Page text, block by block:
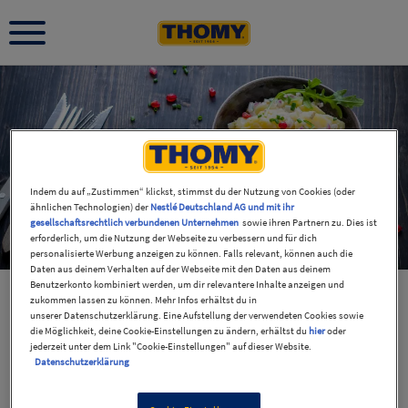
Indem du auf „Zustimmen“ klickst, stimmst du der Nutzung von Cookies (oder
ähnlichen Technologien) der Nestlé Deutschland AG und mit ihr
gesellschaftsrechtlich verbundenen Unternehmen sowie ihren Partnern zu. Dies ist
erforderlich, um die Nutzung der Webseite zu verbessern und für dich
personalisierte Werbung anzeigen zu können. Falls relevant, können auch die
Daten aus deinem Verhalten auf der Webseite mit den Daten aus deinem
Benutzerkonto kombiniert werden, um dir relevantere Inhalte anzeigen und
zukommen lassen zu können. Mehr Infos erhältst du in
unserer Datenschutzerklärung. Eine Aufstellung der verwendeten Cookies sowie
die Möglichkeit, deine Cookie-Einstellungen zu ändern, erhältst du hieroder
jederzeit unter dem Link "Cookie-Einstellungen" auf dieser Website.
Datenschutzerklärung